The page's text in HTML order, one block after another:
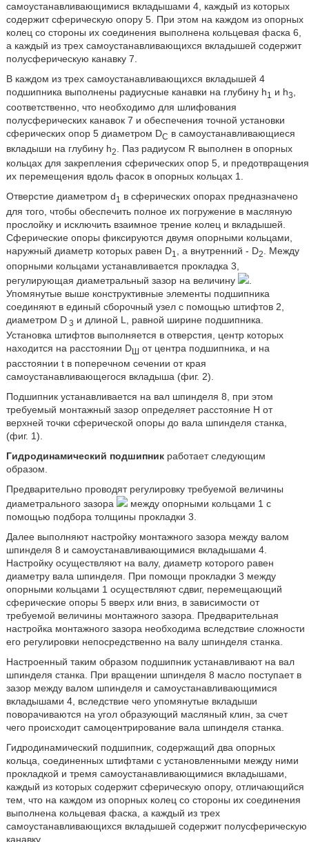
самоустанавливающимися вкладышами 4, каждый из которых
содержит сферическую опору 5. При этом на каждом из опорных
колец со стороны их соединения выполнена кольцевая фаска 6,
а каждый из трех самоустанавливающихся вкладышей содержит
полусферическую канавку 7.
В каждом из трех самоустанавливающихся вкладышей 4
подшипника выполнены радиусные канавки на глубину h1 и h3
соответственно, что необходимо для шлифования
полусферических канавок 7 и обеспечения точной установки
сферических опор 5 диаметром DC в самоустанавливающиеся
вкладыши на глубину h2
. Паз радиусом R выполнен в опорных
кольцах для закрепления сферических опор 5, и предотвращения
их перемещения вдоль фасок в опорных кольцах 1.
Отверстие диаметром d1
в сферических опорах предназначено
для того, чтобы обеспечить полное их погружение в масляную
прослойку и исключить взаимное трение колец и вкладышей.
Сферические опоры фиксируются двумя опорными кольцами,
наружный диаметр которых равен D1 , а внутренний - D2
. Между
опорными кольцами устанавливается прокладка 3,
регулирующая диаметральный зазор на величину
.
Упомянутые выше конструктивные элементы подшипника
соединяют в единый сборочный узел с помощью штифтов 2,
диаметром D3 и длиной L, равной ширине подшипника.
Установка штифтов выполняется в отверстия, центр которых
находится на расстоянии DШ от центра подшипника, и на
расстоянии t в поперечном сечении от края
самоустанавливающегося вкладыша (фиг. 2).
Подшипник устанавливается на вал шпинделя 8, при этом
требуемый монтажный зазор определяет расстояние H от
верхней точки сферической опоры до вала шпинделя станка,
(фиг. 1).
Гидродинамический подшипникработает следующим
образом.
Предварительно проводят регулировку требуемой величины
диаметрального зазора
между опорными кольцами 1 с
помощью подбора толщины прокладки 3.
Далее выполняют настройку монтажного зазора между валом
шпинделя 8 и самоустанавливающимися вкладышами 4.
Настройку осуществляют на валу, диаметр которого равен
диаметру вала шпинделя. При помощи прокладки 3 между
опорными кольцами 1 осуществляют сдвиг, перемещающий
сферические опоры 5 вверх или вниз, в зависимости от
требуемой величины монтажного зазора. Предварительная
настройка монтажного зазора необходима вследствие сложности
его регулировки непосредственно на валу шпинделя станка.
Настроенный таким образом подшипник устанавливают на вал
шпинделя станка. При вращении шпинделя 8 масло поступает в
зазор между валом шпинделя и самоустанавливающимися
вкладышами 4, вследствие чего упомянутые вкладыши
поворачиваются на угол образующий масляный клин, за счет
чего происходит самоцентрирование вала шпинделя станка.
Гидродинамический подшипник, содержащий два опорных
кольца, соединенных штифтами с установленными между ними
прокладкой и тремя самоустанавливающимися вкладышами,
каждый из которых содержит сферическую опору, отличающийся
тем, что на каждом из опорных колец со стороны их соединения
выполнена кольцевая фаска, а каждый из трех
самоустанавливающихся вкладышей содержит полусферическую
канавку.